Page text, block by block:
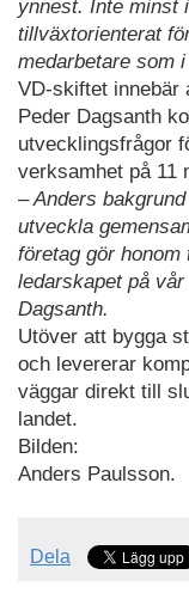
ynnest. Inte minst
tillväxtorienterat
medarbetare som
VD-skiftet innebär
Peder Dagsanth
utvecklingsfrågor
verksamhet på 11
– Anders
utveckla
företag gör
ledarskapet på
Dagsanth.
Utöver att bygga
och levererar
väggar direkt till
landet.
Bilden:
Anders Paulsson.
Dela